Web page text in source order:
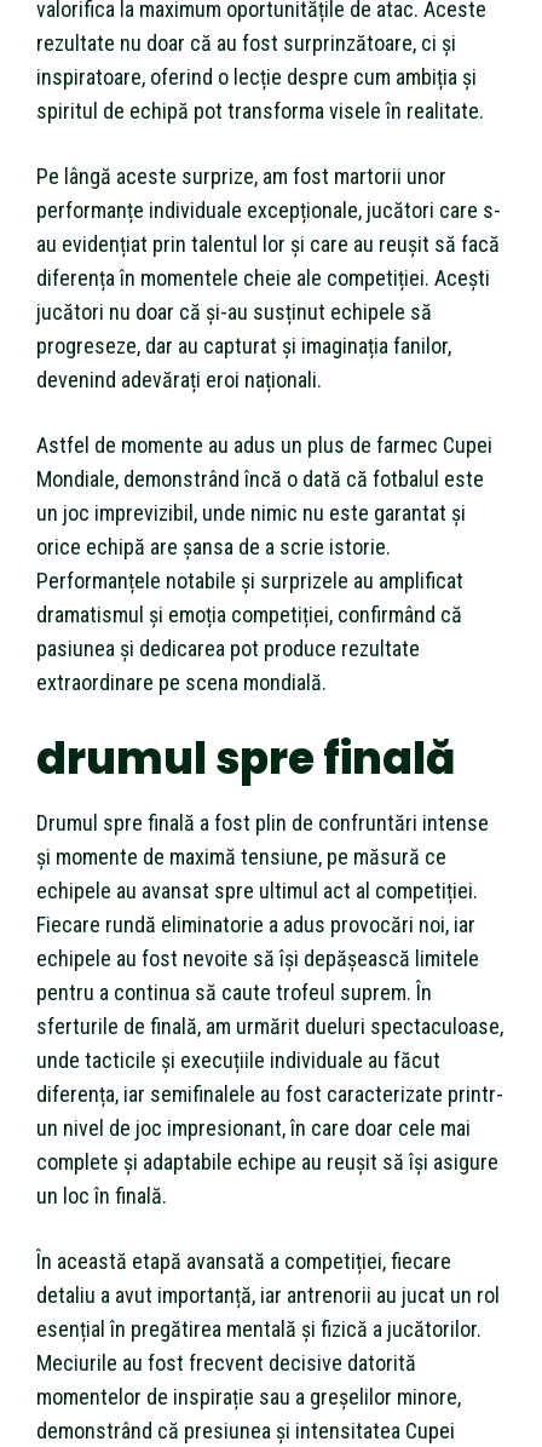
valorifica la maximum oportunitățile de atac. Aceste
rezultate nu doar că au fost surprinzătoare, ci și
inspiratoare, oferind o lecție despre cum ambiția și
spiritul de echipă pot transforma visele în realitate.
Pe lângă aceste surprize, am fost martorii unor
performanțe individuale excepționale, jucători care s-
au evidențiat prin talentul lor și care au reușit să facă
diferența în momentele cheie ale competiției. Acești
jucători nu doar că și-au susținut echipele să
progreseze, dar au capturat și imaginația fanilor,
devenind adevărați eroi naționali.
Astfel de momente au adus un plus de farmec Cupei
Mondiale, demonstrând încă o dată că fotbalul este
un joc imprevizibil, unde nimic nu este garantat și
orice echipă are șansa de a scrie istorie.
Performanțele notabile și surprizele au amplificat
dramatismul și emoția competiției, confirmând că
pasiunea și dedicarea pot produce rezultate
extraordinare pe scena mondială.
drumul spre finală
Drumul spre finală a fost plin de confruntări intense
și momente de maximă tensiune, pe măsură ce
echipele au avansat spre ultimul act al competiției.
Fiecare rundă eliminatorie a adus provocări noi, iar
echipele au fost nevoite să își depășească limitele
pentru a continua să caute trofeul suprem. În
sferturile de finală, am urmărit dueluri spectaculoase,
unde tacticile și execuțiile individuale au făcut
diferența, iar semifinalele au fost caracterizate printr-
un nivel de joc impresionant, în care doar cele mai
complete și adaptabile echipe au reușit să își asigure
un loc în finală.
În această etapă avansată a competiției, fiecare
detaliu a avut importanță, iar antrenorii au jucat un rol
esențial în pregătirea mentală și fizică a jucătorilor.
Meciurile au fost frecvent decisive datorită
momentelor de inspirație sau a greșelilor minore,
demonstrând că presiunea și intensitatea Cupei